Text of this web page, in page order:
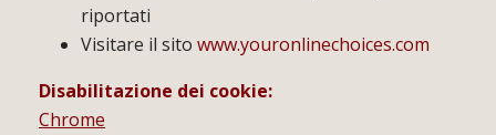
riportati
Visitare il sito www.youronlinechoices.com
Disabilitazione dei cookie:
Chrome